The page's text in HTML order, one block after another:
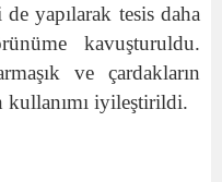
yapılarak tesis daha
kavuşturuldu.
ve çardakların
kullanımı iyileştirildi.